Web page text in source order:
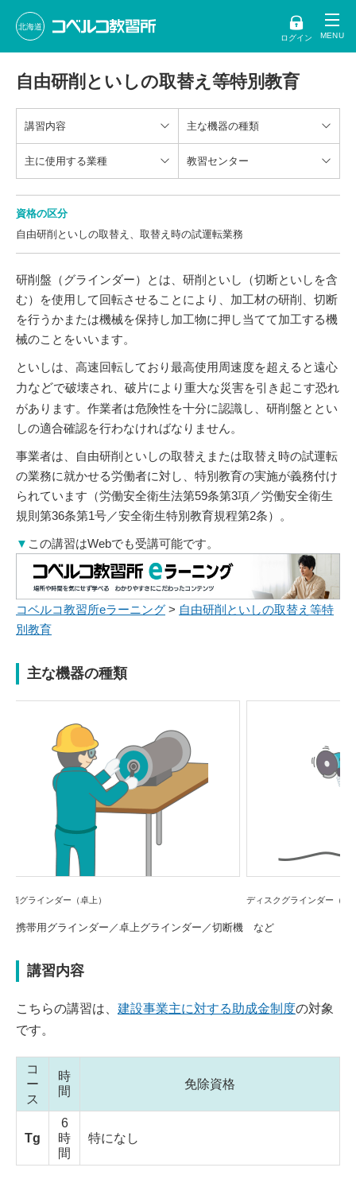
北海道
ログイン
自由研削といしの取替え等特別教育
講習内容 主な機器の種類
主に使用する業種 教習センター
資格の区分
自由研削といしの取替え、取替え時の試運転業務
研削盤（グラインダー）とは、研削といし（切断といしを含
む）を使用して回転させることにより、加工材の研削、切断
を行うかまたは機械を保持し加工物に押し当てて加工する機
械のことをいいます。
といしは、高速回転しており最高使用周速度を超えると遠心
力などで破壊され、破片により重大な災害を引き起こす恐れ
があります。作業者は危険性を十分に認識し、研削盤ととい
しの適合確認を行わなければなりません。
事業者は、自由研削といしの取替えまたは取替え時の試運転
の業務に就かせる労働者に対し、特別教育の実施が義務付け
られています（労働安全衛生法第59条第3項／労働安全衛生
規則第36条第1号／安全衛生特別教育規程第2条）。
▼ この講習はWebでも受講可能です。
コベルコ教習所eラーニング > 自由研削といしの取替え等特
別教育
主な機器の種類
Previou
携帯用グラインダー／卓上グラインダー／切断機 など
講習内容
こちらの講習は、 建設事業主に対する助成金制度の対象
です。
コ
ー
ス
時
間
免除資格
Tg
6
時
間
特になし